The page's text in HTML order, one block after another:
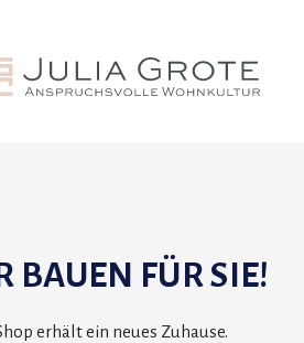
BAUEN FÜR SIE!
erhält ein neues Zuhause.